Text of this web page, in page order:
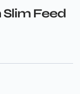
Slim Feed